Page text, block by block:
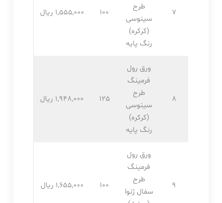
7
طرح
سینوسی
(کرکره)
رنگ پایه
100 1,555,۰۰۰ ریال
8
ورق رول
فرمینگ
طرح
سینوسی
(کرکره)
رنگ پایه
125 1,948,۰۰۰ ریال
9
ورق رول
فرمینگ
طرح
سفال ژنوا
100 1,655,۰۰۰ ریال